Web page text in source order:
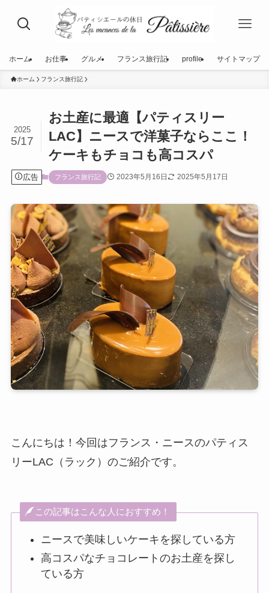
ホーム お仕事 グルメ フランス旅行記 profile サイトマップ
ホーム フランス旅行記
お土産に最適【パティスリー
LAC】ニースで洋菓子ならここ！
ケーキもチョコも高コスパ
2025
5/17
広告 フランス旅行記 2023年5月16日 2025年5月17日
こんにちは！今回はフランス・ニースのパティス
リーLAC（ラック）のご紹介です。
この記事はこんな人におすすめ！
ニースで美味しいケーキを探している方
高コスパなチョコレートのお土産を探し
ている方